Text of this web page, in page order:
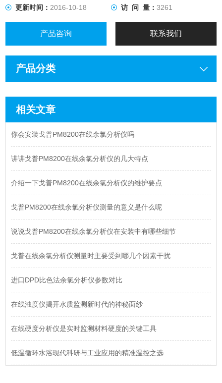
更新时间：2016-10-18 访 问 量： 3261
产品咨询 联系我们
产品分类
相关文章
你会安装戈普PM8200在线余氯分析仪吗
讲讲戈普PM8200在线余氯分析仪的几大特点
介绍一下戈普PM8200在线余氯分析仪的维护要点
戈普PM8200在线余氯分析仪测量的意义是什么呢
说说戈普PM8200在线余氯分析仪在安装中有哪些细节
戈普在线余氯分析仪测量时主要受到哪几个因素干扰
进口DPD比色法余氯分析仪参数对比
在线浊度仪揭开水质监测新时代的神秘面纱
在线硬度分析仪是实时监测材料硬度的关键工具
低温循环水浴现代科研与工业应用的精准温控之选